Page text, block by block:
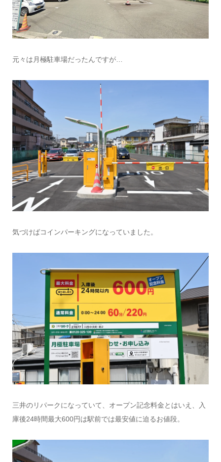
元々は月極駐車場だったんですが…
気づけばコインパーキングになっていました。
三井のリパークになっていて、オープン記念料金とはいえ、入
庫後24時間最大600円は駅前では最安値に迫るお値段。